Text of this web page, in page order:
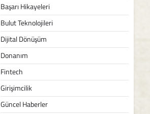
Başarı Hikayeleri
Bulut Teknolojileri
Dijital Dönüşüm
Donanım
Fintech
Girişimcilik
Güncel Haberler